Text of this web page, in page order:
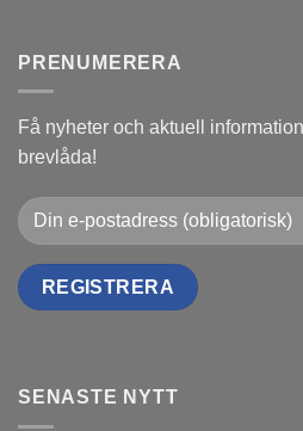
PRENUMERERA
Få nyheter och aktuell
brevlåda!
SENASTE NYTT